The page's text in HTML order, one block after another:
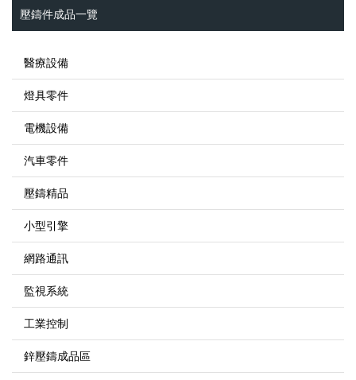
壓鑄件成品一覽
醫療設備
燈具零件
電機設備
汽車零件
壓鑄精品
小型引擎
網路通訊
監視系統
工業控制
鋅壓鑄成品區